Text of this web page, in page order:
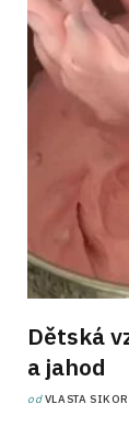
Dětská
a jahod
odVLASTA